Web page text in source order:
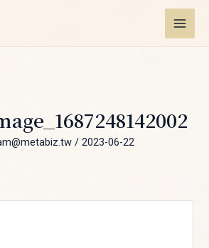
/2023-06-22